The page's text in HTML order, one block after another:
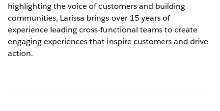
highlighting the voice of customers and building
communities, Larissa brings over 15 years of
experience leading cross-functional teams to create
engaging experiences that inspire customers and drive
action.